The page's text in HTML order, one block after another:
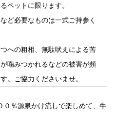
ペットに限ります。
ど必要なものは一式ご持参く
への粗相、無駄吠えによる苦
噛みつかれるなどの被害が頻
。ご協力くださいませ。
０％源泉かけ流しで楽しめて、牛